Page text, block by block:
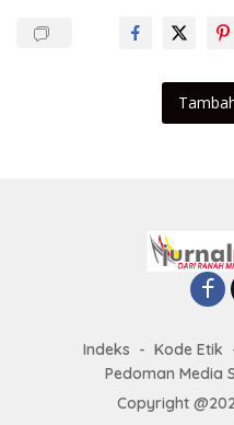
Indeks Kode Etik
Pedoman Media
Copyright